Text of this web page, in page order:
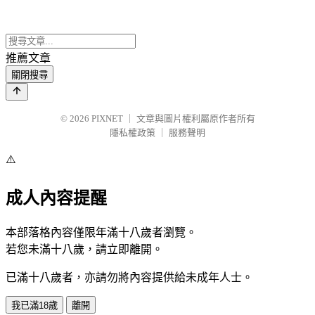
推薦文章
關閉搜尋
© 2026 PIXNET
文章與圖片權利屬原作者所有
隱私權政策
服務聲明
⚠️
成人內容提醒
本部落格內容僅限年滿十八歲者瀏覽。
若您未滿十八歲，請立即離開。
已滿十八歲者，亦請勿將內容提供給未成年人士。
我已滿18歲 離開